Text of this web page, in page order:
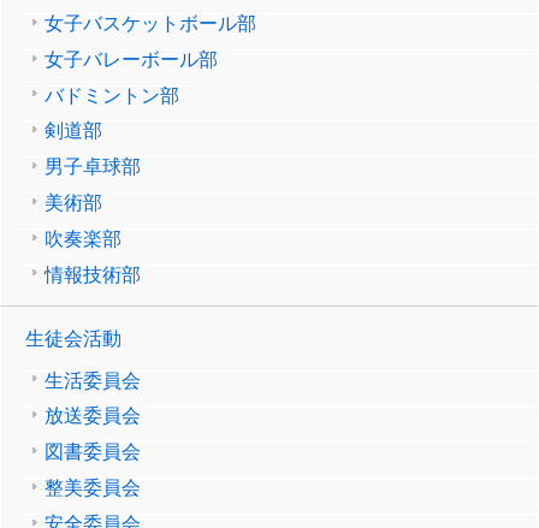
女子バスケットボール部
女子バレーボール部
バドミントン部
剣道部
男子卓球部
美術部
吹奏楽部
情報技術部
生徒会活動
生活委員会
放送委員会
図書委員会
整美委員会
安全委員会